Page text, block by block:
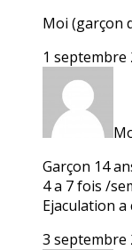
Moi (garçon
1 septembre
Garçon 14
4 a 7 fois /
Ejaculation a
3 septembre